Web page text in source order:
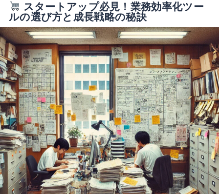
スタートアップ必見！業務効率化ツー
ルの選び方と成長戦略の秘訣